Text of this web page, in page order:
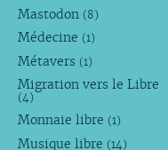
Mastodon (8)
Médecine (1)
Métavers (1)
Migration vers le Libre
(4)
Monnaie libre (1)
Musique libre (14)